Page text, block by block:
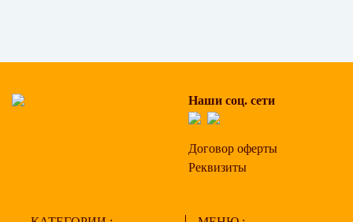
Наши соц. сети
Договор оферты
Реквизиты